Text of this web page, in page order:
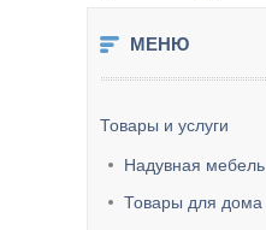
Товары и услуги
Надувная мебель
Товары для дома